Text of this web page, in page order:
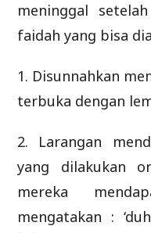
meninggal
faidah yang bisa
1. Disunnahkan
terbuka dengan
2. Larangan
yang dilakukan
mereka
mengatakan :